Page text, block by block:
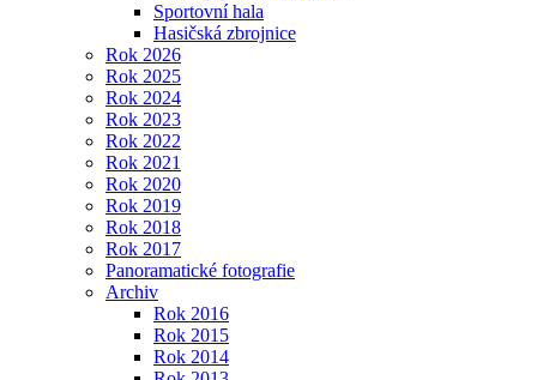
Sportovní hala
Hasičská zbrojnice
Rok 2026
Rok 2025
Rok 2024
Rok 2023
Rok 2022
Rok 2021
Rok 2020
Rok 2019
Rok 2018
Rok 2017
Panoramatické fotografie
Archiv
Rok 2016
Rok 2015
Rok 2014